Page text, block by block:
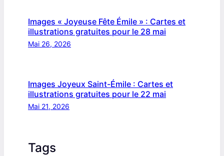
Images « Joyeuse Fête Émile » : Cartes et
illustrations gratuites pour le 28 mai
Mai 26, 2026
Images Joyeux Saint-Émile : Cartes et
illustrations gratuites pour le 22 mai
Mai 21, 2026
Tags